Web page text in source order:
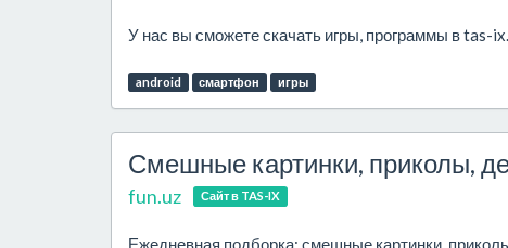
У нас вы сможете скачать игры, программы в tas-
android смартфон игры
Смешные картинки, приколы,
fun.uz Сайт в TAS-IX
Ежедневная подборка: смешные картинки,